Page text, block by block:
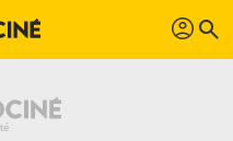
profil search